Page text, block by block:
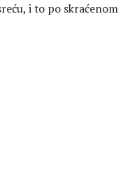
i to po skraćenom